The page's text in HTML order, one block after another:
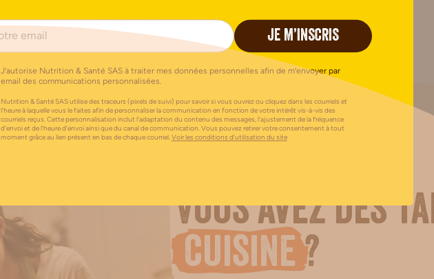
Pas encore de commentaire.
Vous avez des
cuisine ?
JE M’INSCRIS
J’autorise Nutrition & Santé SAS à traiter mes données personnelles afin de m’envoyer par
email des communications personnalisées.
Nutrition & Santé SAS utilise des traceurs (pixels de suivi) pour savoir si vous ouvrez ou cliquez dans les courriels et
l’heure à laquelle vous le faites afin de personnaliser la communication en fonction de votre intérêt vis-à-vis des
courriels reçus. Cette personnalisation inclut l’adaptation du contenu des messages, l’ajustement de la fréquence
d’envoi et de l’heure d’envoi ainsi que du canal de communication. Vous pouvez retirer votre consentement à tout
moment grâce au lien présent en bas de chaque courriel.Voir les conditions d’utilisation du site